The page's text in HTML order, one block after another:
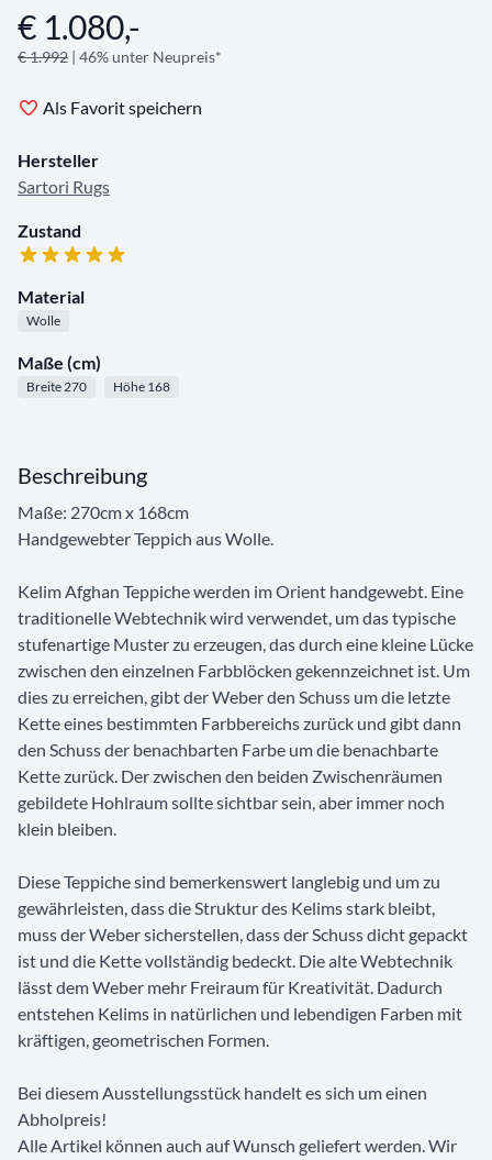
Angebotsinformationen
€ 1.080,-
€ 1.992 | 46% unter Neupreis*
Als Favorit speichern
Hersteller
Sartori Rugs
Zustand
Material
Wolle
Maße (cm)
Breite 270 Höhe 168
Beschreibung
Maße: 270cm x 168cm
Handgewebter Teppich aus Wolle.
Kelim Afghan Teppiche werden im Orient handgewebt. Eine
traditionelle Webtechnik wird verwendet, um das typische
stufenartige Muster zu erzeugen, das durch eine kleine Lücke
zwischen den einzelnen Farbblöcken gekennzeichnet ist. Um
dies zu erreichen, gibt der Weber den Schuss um die letzte
Kette eines bestimmten Farbbereichs zurück und gibt dann
den Schuss der benachbarten Farbe um die benachbarte
Kette zurück. Der zwischen den beiden Zwischenräumen
gebildete Hohlraum sollte sichtbar sein, aber immer noch
klein bleiben.
Diese Teppiche sind bemerkenswert langlebig und um zu
gewährleisten, dass die Struktur des Kelims stark bleibt,
muss der Weber sicherstellen, dass der Schuss dicht gepackt
ist und die Kette vollständig bedeckt. Die alte Webtechnik
lässt dem Weber mehr Freiraum für Kreativität. Dadurch
entstehen Kelims in natürlichen und lebendigen Farben mit
kräftigen, geometrischen Formen.
Bei diesem Ausstellungsstück handelt es sich um einen
Abholpreis!
Alle Artikel können auch auf Wunsch geliefert werden. Wir